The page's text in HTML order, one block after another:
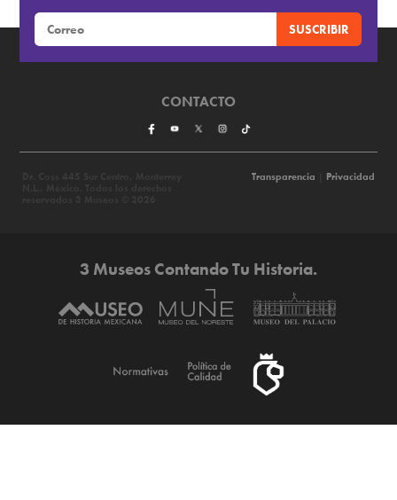
CONTACTO
Transparencia Privacidad
3 Museos Contando Tu Historia.